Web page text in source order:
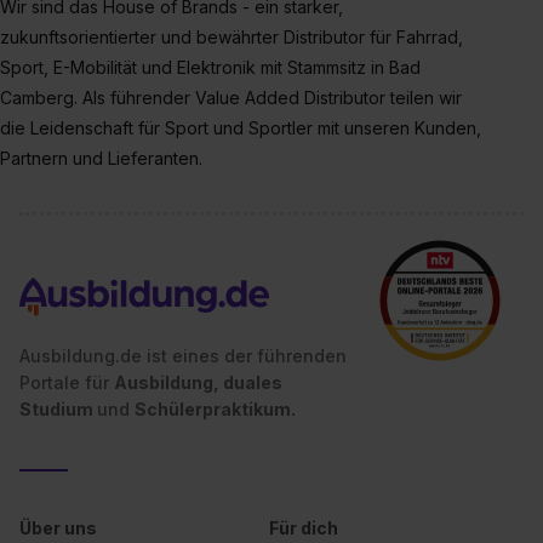
der Kategorien „Präferenzen“, „Statistiken“ und „Social
Media und Marketing“ umfasst hierbei die Einwilligung
zur Übermittlung deiner Daten in die USA (Art. 49 Abs. 1
S. 1 lit. a) DS-GVO). Die USA verfügen über kein
angemessenes Datenschutzniveau (EuGH – Schrems
II). Du kannst die von dir erteilte Einwilligung jederzeit mit
Einstellungen“ widerrufen. Weitere Informationen zu den
einzelnen Cookies findest du durch Klick auf „Details
zeigen“. Weitere Informationen:
Datenschutzerklärung ,
Wir sind das House of Brands - ein starker,
zukunftsorientierter und bewährter Distributor für Fahrrad,
Sport, E-Mobilität und Elektronik mit Stammsitz in Bad
Camberg. Als führender Value Added Distributor teilen wir
die Leidenschaft für Sport und Sportler mit unseren Kunden,
Partnern und Lieferanten.
Ausbildung.de ist eines der führenden
Portale für Ausbildung, duales
Studium und Schülerpraktikum.
Über uns Für dich